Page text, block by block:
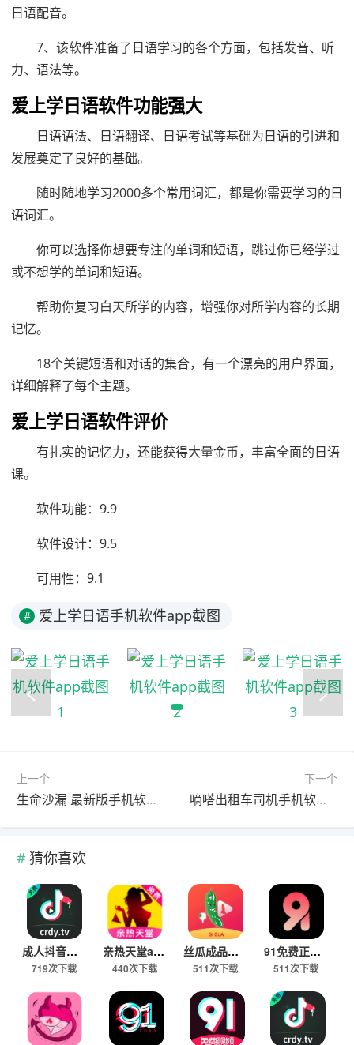
日语配音。
7、该软件准备了日语学习的各个方面，包括发音、听
力、语法等。
爱上学日语软件功能强大
日语语法、日语翻译、日语考试等基础为日语的引进和
发展奠定了良好的基础。
随时随地学习2000多个常用词汇，都是你需要学习的日
语词汇。
你可以选择你想要专注的单词和短语，跳过你已经学过
或不想学的单词和短语。
帮助你复习白天所学的内容，增强你对所学内容的长期
记忆。
18个关键短语和对话的集合，有一个漂亮的用户界面，
详细解释了每个主题。
爱上学日语软件评价
有扎实的记忆力，还能获得大量金币，丰富全面的日语
课。
软件功能：9.9
软件设计：9.5
可用性：9.1
# 爱上学日语手机软件app截图
上一个
生命沙漏 最新版手机软件app
下一个
嘀嗒出租车司机手机软件app
猜你喜欢
成人抖音在线观看app
719次下载
亲热天堂app成品人视频下载
440次下载
丝瓜成品人视频91看片app下载
511次下载
91免费正版下载
511次下载